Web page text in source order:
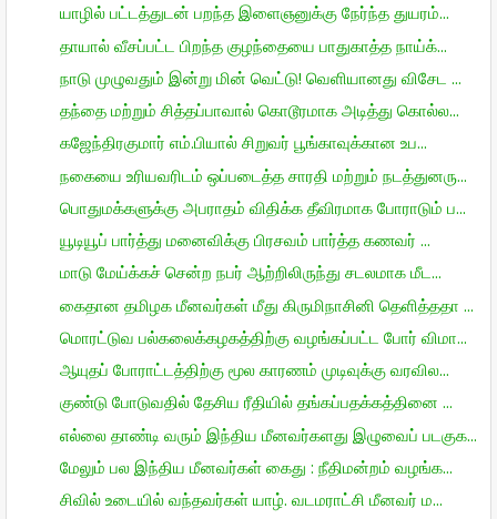
யாழில் பட்டத்துடன் பறந்த இளைஞனுக்கு நேர்ந்த துயரம்...
தாயால் வீசப்பட்ட பிறந்த குழந்தையை பாதுகாத்த நாய்க்...
நாடு முழுவதும் இன்று மின் வெட்டு! வெளியானது விசேட ...
தந்தை மற்றும் சித்தப்பாவால் கொடூரமாக அடித்து கொல்ல...
கஜேந்திரகுமார் எம்.பியால் சிறுவர் பூங்காவுக்கான உப...
நகையை உரியவரிடம் ஒப்படைத்த சாரதி மற்றும் நடத்துனரு...
பொதுமக்களுக்கு அபராதம் விதிக்க தீவிரமாக போராடும் ப...
யூடியூப் பார்த்து மனைவிக்கு பிரசவம் பார்த்த கணவர் ...
மாடு மேய்க்கச் சென்ற நபர் ஆற்றிலிருந்து சடலமாக மீட...
கைதான தமிழக மீனவர்கள் மீது கிருமிநாசினி தெளித்ததா ...
மொரட்டுவ பல்கலைக்கழகத்திற்கு வழங்கப்பட்ட போர் விமா...
ஆயுதப் போராட்டத்திற்கு மூல காரணம் முடிவுக்கு வரவில...
குண்டு போடுவதில் தேசிய ரீதியில் தங்கப்பதக்கத்தினை ...
எல்லை தாண்டி வரும் இந்திய மீனவர்களது இழுவைப் படகுக...
மேலும் பல இந்திய மீனவர்கள் கைது : நீதிமன்றம் வழங்க...
சிவில் உடையில் வந்தவர்கள் யாழ். வடமராட்சி மீனவர் ம...